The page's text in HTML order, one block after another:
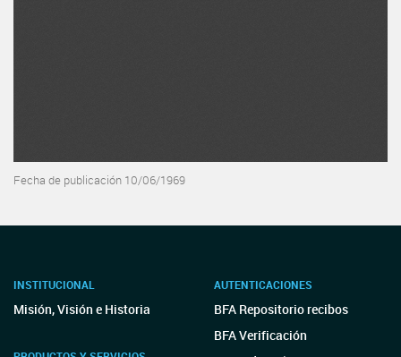
Fecha de publicación 10/06/1969
INSTITUCIONAL
Misión, Visión e Historia
AUTENTICACIONES
BFA Repositorio recibos
BFA Verificación